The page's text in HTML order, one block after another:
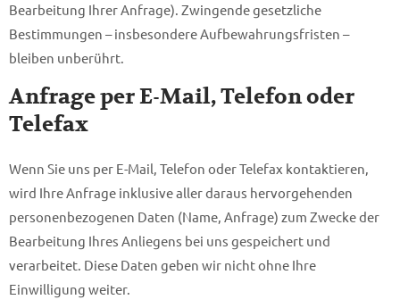
Bearbeitung Ihrer Anfrage). Zwingende gesetzliche
Bestimmungen – insbesondere Aufbewahrungsfristen –
bleiben unberührt.
Anfrage per E-Mail, Telefon oder
Telefax
Wenn Sie uns per E-Mail, Telefon oder Telefax kontaktieren,
wird Ihre Anfrage inklusive aller daraus hervorgehenden
personenbezogenen Daten (Name, Anfrage) zum Zwecke der
Bearbeitung Ihres Anliegens bei uns gespeichert und
verarbeitet. Diese Daten geben wir nicht ohne Ihre
Einwilligung weiter.